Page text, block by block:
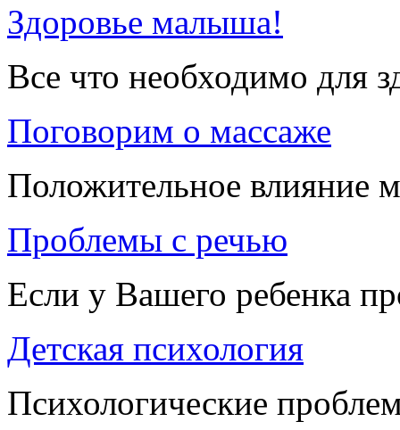
Здоровье малыша!
Все что необходимо для
Поговорим о массаже
Положительное влияние
Проблемы с речью
Если у Вашего ребенка
Детская психология
Психологические